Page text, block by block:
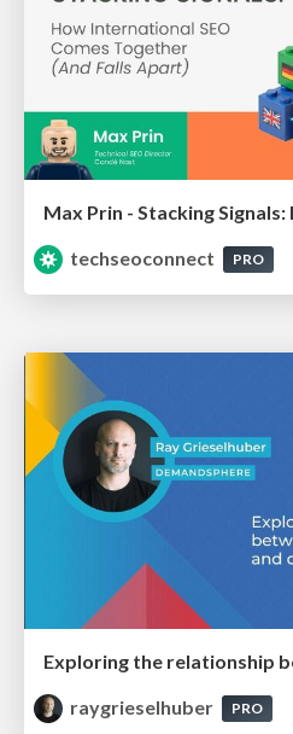
techseoconnect
PRO
raygrieselhuber
PRO